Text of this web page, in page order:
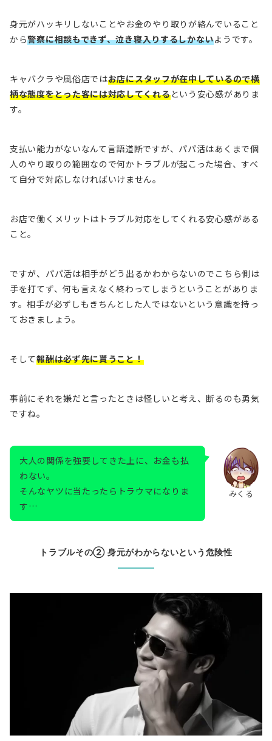
身元がハッキリしないことやお金のやり取りが絡んでいること
から警察に相談もできず、泣き寝入りするしかないようです。
キャバクラや風俗店ではお店にスタッフが在中しているので横
柄な態度をとった客には対応してくれるという安心感がありま
す。
支払い能力がないなんて言語道断ですが、パパ活はあくまで個
人のやり取りの範囲なので何かトラブルが起こった場合、すべ
て自分で対応しなければいけません。
お店で働くメリットはトラブル対応をしてくれる安心感がある
こと。
ですが、パパ活は相手がどう出るかわからないのでこちら側は
手を打てず、何も言えなく終わってしまうということがありま
す。相手が必ずしもきちんとした人ではないという意識を持っ
ておきましょう。
そして報酬は必ず先に貰うこと！
事前にそれを嫌だと言ったときは怪しいと考え、断るのも勇気
ですね。
みくる
大人の関係を強要してきた上に、お金も払
わない。
そんなヤツに当たったらトラウマになりま
す…
トラブルその② 身元がわからないという危険性